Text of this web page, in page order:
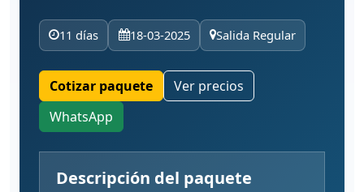
11 días 18-03-2025 Salida Regular
Cotizar paquete
Ver precios
WhatsApp
Descripción del paquete